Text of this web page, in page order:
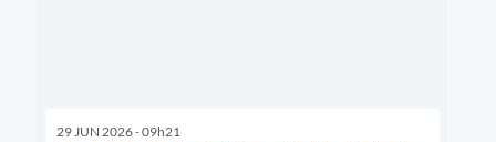
29 JUN 2026 - 09h21